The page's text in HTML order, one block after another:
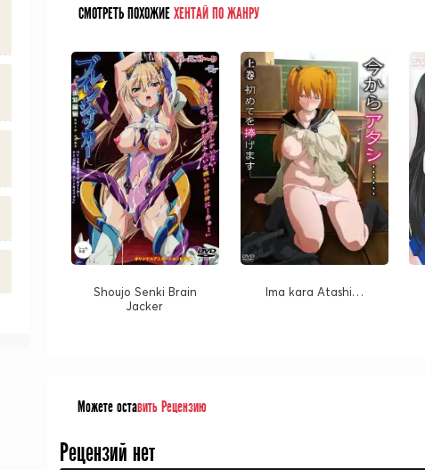
СМОТРЕТЬ ПОХОЖИЕХЕНТАЙ ПО ЖАНРУ
Shoujo Senki Brain
Jacker
Ima kara Atashi…
Можете оставить Рецензию
Рецензий нет